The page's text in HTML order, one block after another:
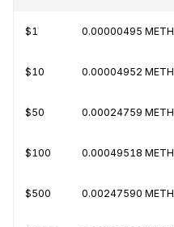
$1 0.00000495 METH
$10 0.00004952 METH
$50 0.00024759 METH
$100 0.00049518 METH
$500 0.00247590 METH